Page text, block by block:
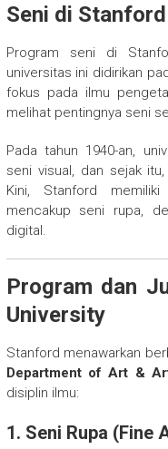
Seni di Stanford
Program seni di
universitas ini didirikan
fokus pada ilmu
melihat pentingnya seni
Pada tahun 1940-an,
seni visual, dan sejak
Kini, Stanford
mencakup seni rupa,
digital.
Program dan
University
Stanford menawarkan
Department of Art &
disiplin ilmu:
1. Seni Rupa (Fine